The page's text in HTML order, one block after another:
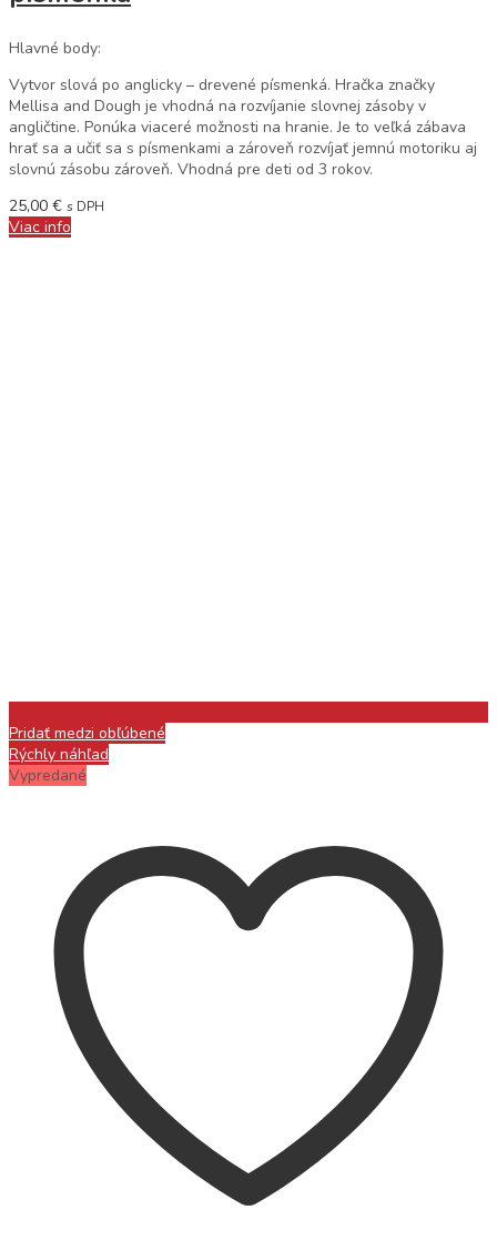
Hlavné body:
Vytvor slová po anglicky – drevené písmenká. Hračka značky
Mellisa and Dough je vhodná na rozvíjanie slovnej zásoby v
angličtine. Ponúka viaceré možnosti na hranie. Je to veľká zábava
hrať sa a učiť sa s písmenkami a zároveň rozvíjať jemnú motoriku aj
slovnú zásobu zároveň. Vhodná pre deti od 3 rokov.
25,00 € s DPH
Viac info
Pridať medzi obľúbené
Rýchly náhľad
Vypredané